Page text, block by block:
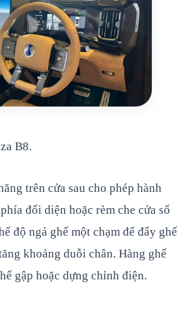
B8.
trên cửa sau cho phép hành
đối diện hoặc rèm che cửa sổ
độ ngả ghế một chạm để đẩy ghế
khoảng duỗi chân. Hàng ghế
gập hoặc dựng chỉnh điện.